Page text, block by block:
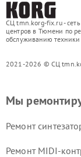
СЦ tmn.korg-fix.ru -
центров в Тюмени по
обслуживанию техники
2021-2026 © СЦ
Мы
Ремонт
Ремонт MIDI-